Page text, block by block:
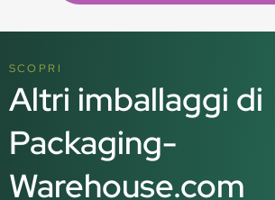
SCOPRI
Altri imballaggi di
Packaging-
Warehouse.com